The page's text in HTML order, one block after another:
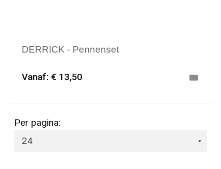
DERRICK - Pennenset
Vanaf: € 13,50
Per pagina: